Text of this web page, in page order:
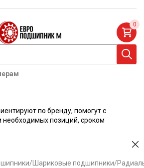
0
по бренду, помогут с
позиций, сроком
/ Шариковые подшипники/